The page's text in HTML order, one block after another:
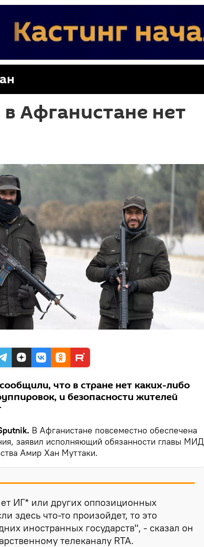
Афганистане нет
что в стране нет каких-либо
и безопасности жителей
В Афганистане повсеместно обеспечена
заявил исполняющий обязанности главы МИД
Амир Хан Муттаки.
ИГ* или других оппозиционных
здесь что-то произойдет, то это
иностранных государств", - сказал он
телеканалу RTA.